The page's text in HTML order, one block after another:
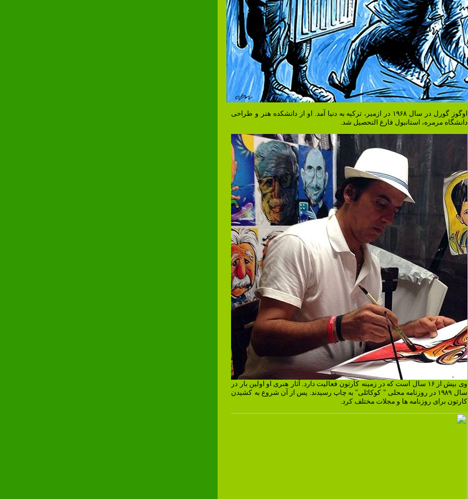
اوگوز گورل در سال ۱۹۶۸ در ازمیر، ترکیه به دنیا آمد. او از دانشکده هنر و طراحی
دانشگاه مرمره، استانبول فارغ التحصیل شد.
وی بیش از ۱۶ سال است که در زمینه کارتون فعالیت دارد. آثار هنری او اولین بار در
سال ۱۹۸۹ در روزنامه محلی " کوکائلی" به چاپ رسیدند. پس از آن شروع به کشیدن
کارتون برای روزنامه ها و مجلات مختلف کرد.